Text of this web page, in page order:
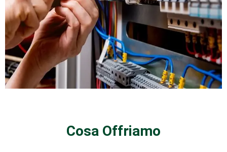
Cosa Offriamo